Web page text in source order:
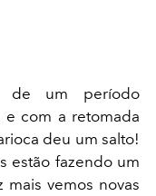
de um período
com a retomada
deu um salto!
estão fazendo um
vemos novas